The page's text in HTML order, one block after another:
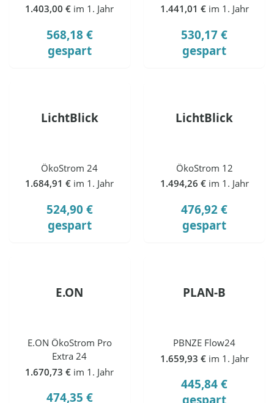
1.403,00 € im 1. Jahr
568,18 €
gespart
1.441,01 € im 1. Jahr
530,17 €
gespart
LichtBlick
ÖkoStrom 24
1.684,91 € im 1. Jahr
524,90 €
gespart
LichtBlick
ÖkoStrom 12
1.494,26 € im 1. Jahr
476,92 €
gespart
E.ON
E.ON ÖkoStrom Pro
Extra 24
1.670,73 € im 1. Jahr
474,35 €
PLAN-B
PBNZE Flow24
1.659,93 € im 1. Jahr
445,84 €